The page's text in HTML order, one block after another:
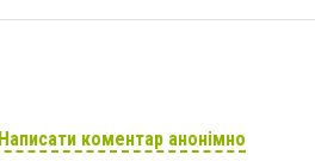
Написати коментар анонімно